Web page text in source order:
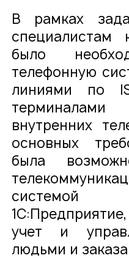
В рамках
специалистам
было
телефонную
линиями по
внутренних
основных
была
системой
учет и
людьми и